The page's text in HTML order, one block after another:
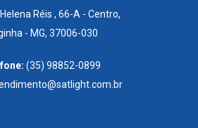
Réis , 66-A - Centro,
- MG, 37006-030
(35) 98852-0899